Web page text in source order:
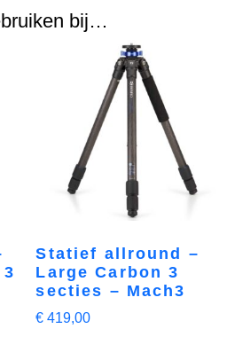
bij…
Statief allround –
Large Carbon 3
secties – Mach3
€ 419,00